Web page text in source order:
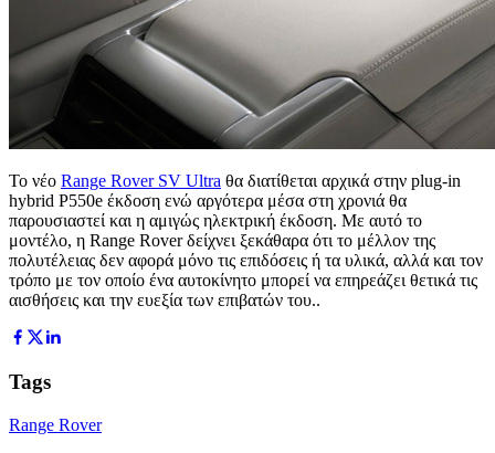
Το νέο Range Rover SV Ultra θα διατίθεται αρχικά στην plug-in
hybrid P550e έκδοση ενώ αργότερα μέσα στη χρονιά θα
παρουσιαστεί και η αμιγώς ηλεκτρική έκδοση. Με αυτό το
μοντέλο, η Range Rover δείχνει ξεκάθαρα ότι το μέλλον της
πολυτέλειας δεν αφορά μόνο τις επιδόσεις ή τα υλικά, αλλά και τον
τρόπο με τον οποίο ένα αυτοκίνητο μπορεί να επηρεάζει θετικά τις
αισθήσεις και την ευεξία των επιβατών του..
Tags
Range Rover